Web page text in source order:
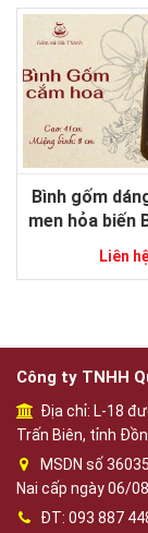
Bình gốm
men hỏa biến
Liên hệ
Công ty TNHH
Địa chỉ: L-18
Trấn Biên, tỉnh
MSDN số
Nai cấp ngày 06/
ĐT: 093 887